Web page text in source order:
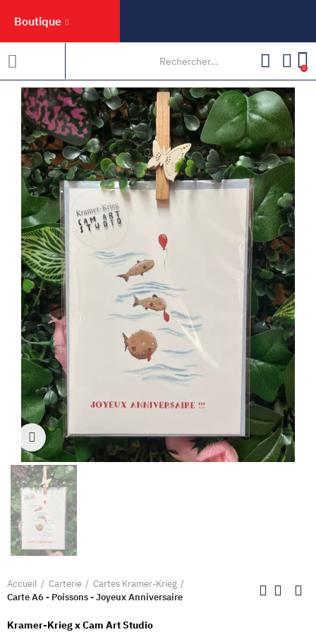
Boutique
0
Clique pour élargir
Accueil Carterie
Cartes Kramer-Krieg
Carte A6 - Poissons - Joyeux Anniversaire
Kramer-Krieg x Cam Art Studio